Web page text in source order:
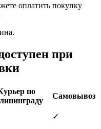
оплатить покупку
при
по
Самовывоз
✓